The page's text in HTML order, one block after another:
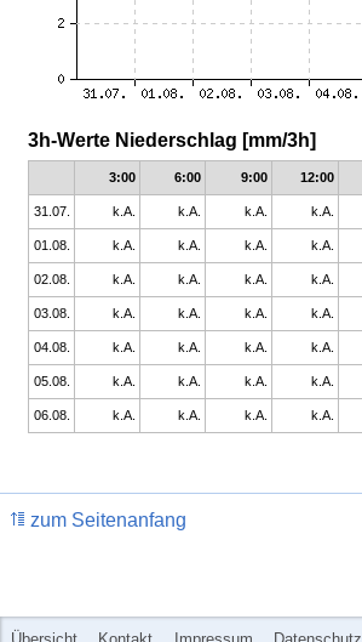
3h-Werte Niederschlag [mm/3h]
3:00 6:00 9:00 12:00
31.07. k.A. k.A. k.A. k.A.
01.08. k.A. k.A. k.A. k.A.
02.08. k.A. k.A. k.A. k.A.
03.08. k.A. k.A. k.A. k.A.
04.08. k.A. k.A. k.A. k.A.
05.08. k.A. k.A. k.A. k.A.
06.08. k.A. k.A. k.A. k.A.
zum Seitenanfang